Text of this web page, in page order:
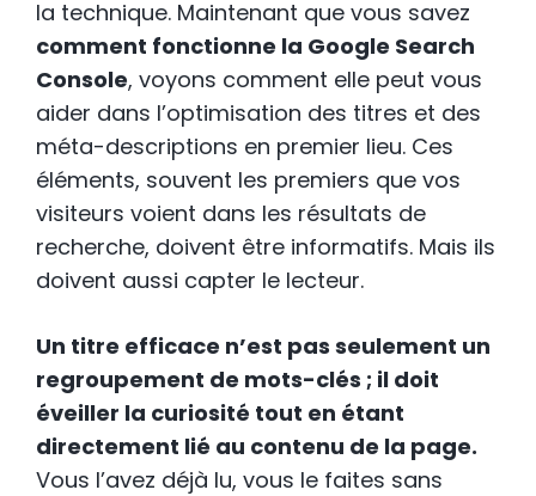
la technique. Maintenant que vous savez
comment fonctionne la Google Search
Console, voyons comment elle peut vous
aider dans l’optimisation des titres et des
méta-descriptions en premier lieu. Ces
éléments, souvent les premiers que vos
visiteurs voient dans les résultats de
recherche, doivent être informatifs. Mais ils
doivent aussi capter le lecteur.
Un titre efficace n’est pas seulement un
regroupement de mots-clés ; il doit
éveiller la curiosité tout en étant
directement lié au contenu de la page.
Vous l’avez déjà lu, vous le faites sans